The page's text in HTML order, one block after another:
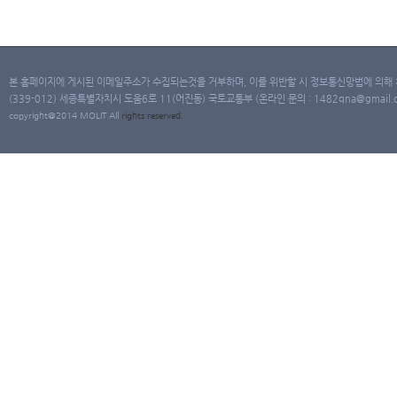
본 홈페이지에 게시된 이메일주소가 수집되는것을 거부하며, 이를 위반할 시 정보통신망법에 의
(339-012) 세종특별자치시 도움6로 11(어진동) 국토교통부 (온라인 문의 :
copyright@2014 MOLIT All rights reserved.